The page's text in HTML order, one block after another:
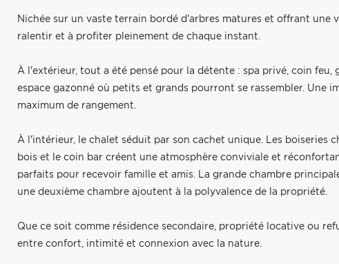
Nichée sur un vaste terrain bordé d'arbres matures et offrant une
ralentir et à profiter pleinement de chaque instant.
À l'extérieur, tout a été pensé pour la détente : spa privé, coin feu,
espace gazonné où petits et grands pourront se rassembler. Une
maximum de rangement.
À l'intérieur, le chalet séduit par son cachet unique. Les boiseries
bois et le coin bar créent une atmosphère conviviale et
parfaits pour recevoir famille et amis. La grande chambre
une deuxième chambre ajoutent à la polyvalence de la propriété.
Que ce soit comme résidence secondaire, propriété locative ou
entre confort, intimité et connexion avec la nature.